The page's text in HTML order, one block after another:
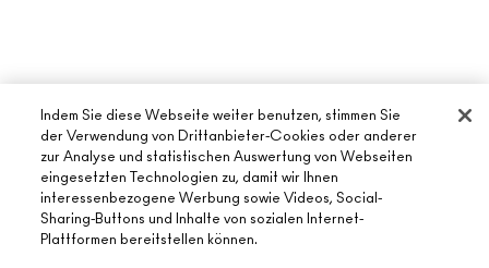
Indem Sie diese Webseite weiter benutzen, stimmen Sie
der Verwendung von Drittanbieter-Cookies oder anderer
zur Analyse und statistischen Auswertung von Webseiten
eingesetzten Technologien zu, damit wir Ihnen
interessenbezogene Werbung sowie Videos, Social-
Sharing-Buttons und Inhalte von sozialen Internet-
Plattformen bereitstellen können.